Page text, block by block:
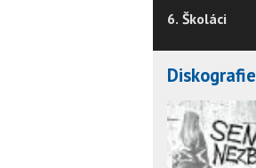
6. Školáci
Diskografie